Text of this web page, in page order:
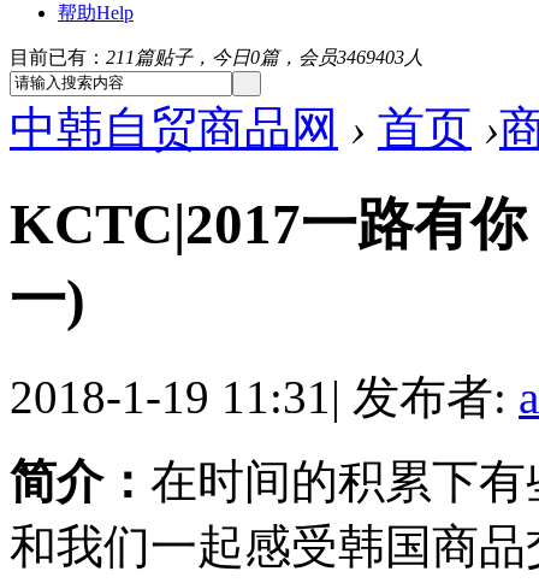
帮助Help
目前已有： 211篇贴子，今日0篇，会员3469403人
中韩自贸商品网 › 首页 ›
KCTC|2017一路有
一)
2018-1-19 11:31| 发布者:
简介： 在时间的积累下
和我们一起感受韩国商